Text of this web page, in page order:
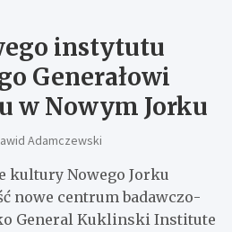
instytutu
Generałowi
w Nowym Jorku
Adamczewski
kultury Nowego Jorku
nowe centrum badawczo-
General Kuklinski Institute